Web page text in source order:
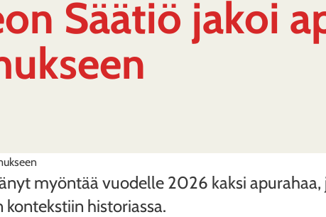
Säätiö jakoi
myöntää vuodelle 2026 kaksi
historiassa.